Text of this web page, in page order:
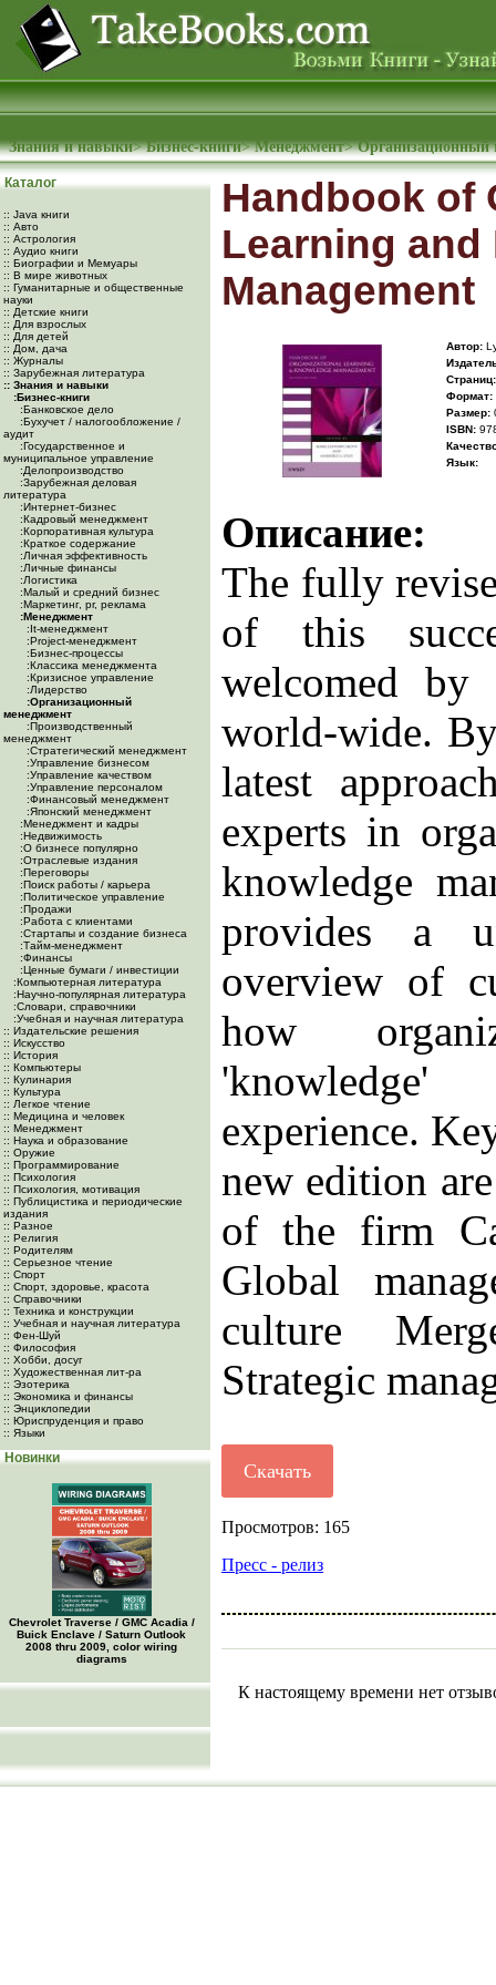
Знания и навыки>Бизнес-книги>Менеджмент>Организационный
Каталог
:: Java книги
:: Авто
:: Астрология
:: Аудио книги
:: Биографии и Мемуары
:: В мире животных
:: Гуманитарные и общественные
науки
:: Детские книги
:: Для взрослых
:: Для детей
:: Дом, дача
:: Журналы
:: Зарубежная литература
:: Знания и навыки
:Бизнес-книги
:Банковское дело
:Бухучет / налогообложение /
аудит
:Государственное и
муниципальное управление
:Делопроизводство
:Зарубежная деловая
литература
:Интернет-бизнес
:Кадровый менеджмент
:Корпоративная культура
:Краткое содержание
:Личная эффективность
:Личные финансы
:Логистика
:Малый и средний бизнес
:Маркетинг, pr, реклама
:Менеджмент
:It-менеджмент
:Project-менеджмент
:Бизнес-процессы
:Классика менеджмента
:Кризисное управление
:Лидерство
:Организационный
менеджмент
:Производственный
менеджмент
:Стратегический менеджмент
:Управление бизнесом
:Управление качеством
:Управление персоналом
:Финансовый менеджмент
:Японский менеджмент
:Менеджмент и кадры
:Недвижимость
:О бизнесе популярно
:Отраслевые издания
:Переговоры
:Поиск работы / карьера
:Политическое управление
:Продажи
:Работа с клиентами
:Стартапы и создание бизнеса
:Тайм-менеджмент
:Финансы
:Ценные бумаги / инвестиции
:Компьютерная литература
:Научно-популярная литература
:Словари, справочники
:Учебная и научная литература
:: Издательские решения
:: Искусство
:: История
:: Компьютеры
:: Кулинария
:: Культура
:: Легкое чтение
:: Медицина и человек
:: Менеджмент
:: Наука и образование
:: Оружие
:: Программирование
:: Психология
:: Психология, мотивация
:: Публицистика и периодические
издания
:: Разное
:: Религия
:: Родителям
:: Серьезное чтение
:: Спорт
:: Спорт, здоровье, красота
:: Справочники
:: Техника и конструкции
:: Учебная и научная литература
:: Фен-Шуй
:: Философия
:: Хобби, досуг
:: Художественная лит-ра
:: Эзотерика
:: Экономика и финансы
:: Энциклопедии
:: Юриспруденция и право
:: Языки
Новинки
Chevrolet Traverse / GMC Acadia /
Buick Enclave / Saturn Outlook
2008 thru 2009, color wiring
diagrams
Handbook of
Learning
Management
Автор:
Cтраниц:
Формат:
Размер:
ISBN:
Язык:
Описание:
The fully
of this
welcomed by
world-wide.
latest
experts in
knowledge
provides a
overview of
how
experience.
new edition
of the firm
Global
culture
Strategic
Скачать
Просмотров: 165
Пресс - релиз
К настоящему времени нет